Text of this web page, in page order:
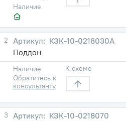
Наличие
2
КЗК-10-0218030А
Поддон
Наличие
Обратитесь к
консультанту
К схеме
3
КЗК-10-0218070